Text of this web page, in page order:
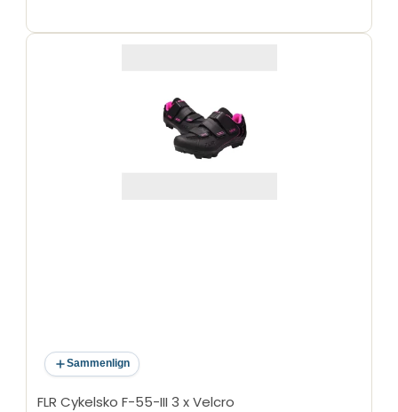
Sammenlign
FLR Cykelsko F-55-III 3 x Velcro